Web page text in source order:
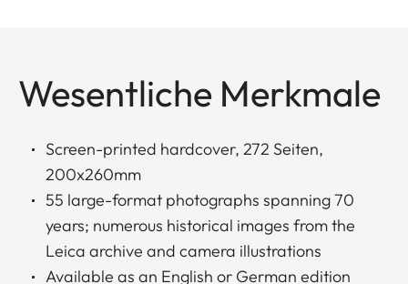
Wesentliche Merkmale
Screen-printed hardcover, 272 Seiten,
200x260mm
55 large-format photographs spanning 70
years; numerous historical images from the
Leica archive and camera illustrations
Available as an English or German edition